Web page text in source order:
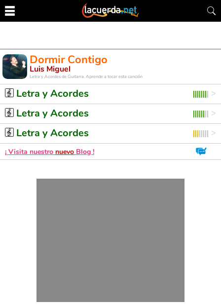
Dormir Contigo
Luis Miguel
Letra y Acordes de Guitarra. Aprende a tocar esta canción
Letra y Acordes
Letra y Acordes
Letra y Acordes
¡ Visita nuestro nuevo Blog !